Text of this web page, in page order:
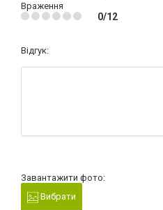
Враження
0/12
Відгук:
Завантажити фото:
Вибрати